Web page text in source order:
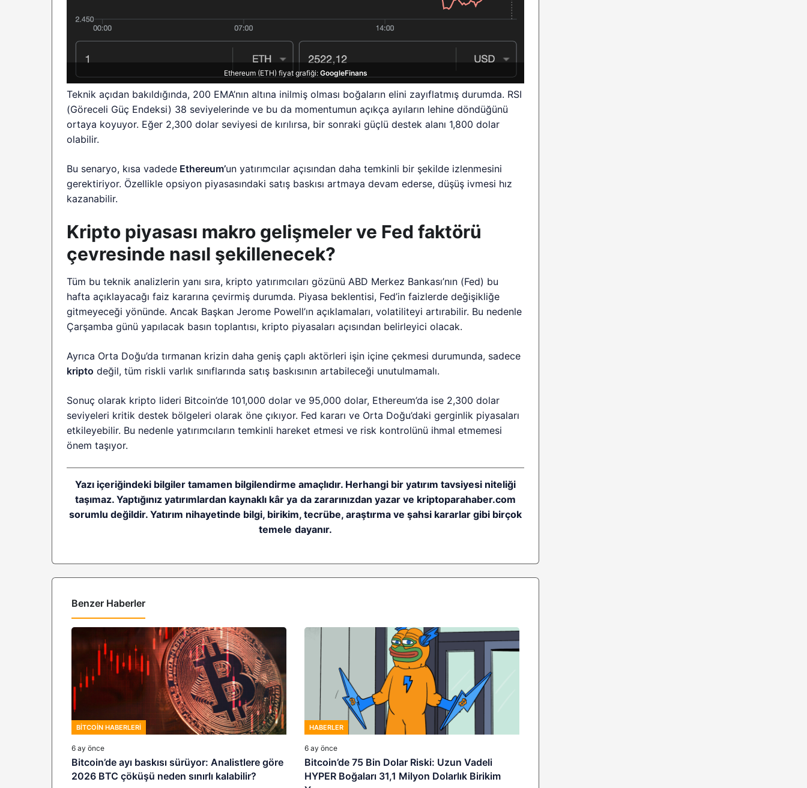
Ethereum (ETH) fiyat grafiği:GoogleFinans
Teknik açıdan bakıldığında, 200 EMA’nın altına inilmiş olması boğaların elini zayıflatmış durumda. RSI
(Göreceli Güç Endeksi) 38 seviyelerinde ve bu da momentumun açıkça ayıların lehine döndüğünü
ortaya koyuyor. Eğer 2,300 dolar seviyesi de kırılırsa, bir sonraki güçlü destek alanı 1,800 dolar
olabilir.
Bu senaryo, kısa vadede Ethereum’un yatırımcılar açısından daha temkinli bir şekilde izlenmesini
gerektiriyor. Özellikle opsiyon piyasasındaki satış baskısı artmaya devam ederse, düşüş ivmesi hız
kazanabilir.
Kripto piyasası makro gelişmeler ve Fed faktörü
çevresinde nasıl şekillenecek?
Tüm bu teknik analizlerin yanı sıra, kripto yatırımcıları gözünü ABD Merkez Bankası’nın (Fed) bu
hafta açıklayacağı faiz kararına çevirmiş durumda. Piyasa beklentisi, Fed’in faizlerde değişikliğe
gitmeyeceği yönünde. Ancak Başkan Jerome Powell’ın açıklamaları, volatiliteyi artırabilir. Bu nedenle
Çarşamba günü yapılacak basın toplantısı, kripto piyasaları açısından belirleyici olacak.
Ayrıca Orta Doğu’da tırmanan krizin daha geniş çaplı aktörleri işin içine çekmesi durumunda, sadece
kripto değil, tüm riskli varlık sınıflarında satış baskısının artabileceği unutulmamalı.
Sonuç olarak kripto lideri Bitcoin’de 101,000 dolar ve 95,000 dolar, Ethereum’da ise 2,300 dolar
seviyeleri kritik destek bölgeleri olarak öne çıkıyor. Fed kararı ve Orta Doğu’daki gerginlik piyasaları
etkileyebilir. Bu nedenle yatırımcıların temkinli hareket etmesi ve risk kontrolünü ihmal etmemesi
önem taşıyor.
Yazı içeriğindeki bilgiler tamamen bilgilendirme amaçlıdır. Herhangi bir yatırım tavsiyesi niteliği
taşımaz. Yaptığınız yatırımlardan kaynaklı kâr ya da zararınızdan yazar ve kriptoparahaber.com
sorumlu değildir. Yatırım nihayetinde bilgi, birikim, tecrübe, araştırma ve şahsi kararlar gibi birçok
temele dayanır.
Benzer Haberler
BITCOIN HABERLERI
6 ay önce
Bitcoin’de ayı baskısı sürüyor: Analistlere göre
2026 BTC çöküşü neden sınırlı kalabilir?
HABERLER
6 ay önce
Bitcoin’de 75 Bin Dolar Riski: Uzun Vadeli
HYPER Boğaları 31,1 Milyon Dolarlık Birikim